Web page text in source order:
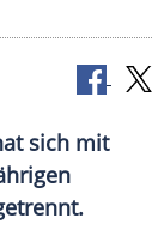
sich mit